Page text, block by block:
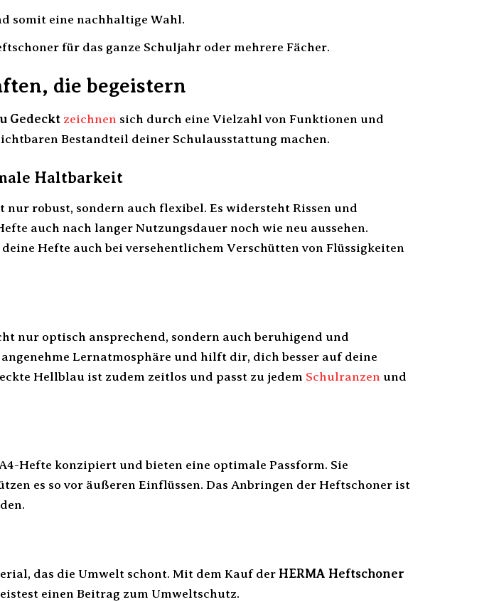
somit eine nachhaltige Wahl.
für das ganze Schuljahr oder mehrere Fächer.
die begeistern
Gedeckt zeichnen sich durch eine Vielzahl von Funktionen und
Bestandteil deiner Schulausstattung machen.
Haltbarkeit
robust, sondern auch flexibel. Es widersteht Rissen und
auch nach langer Nutzungsdauer noch wie neu aussehen.
Hefte auch bei versehentlichem Verschütten von Flüssigkeiten
nur optisch ansprechend, sondern auch beruhigend und
Lernatmosphäre und hilft dir, dich besser auf deine
Hellblau ist zudem zeitlos und passt zu jedem Schulranzen und
Hefte konzipiert und bieten eine optimale Passform. Sie
es so vor äußeren Einflüssen. Das Anbringen der Heftschoner ist
das die Umwelt schont. Mit dem Kauf derHERMA Heftschoner
einen Beitrag zum Umweltschutz.